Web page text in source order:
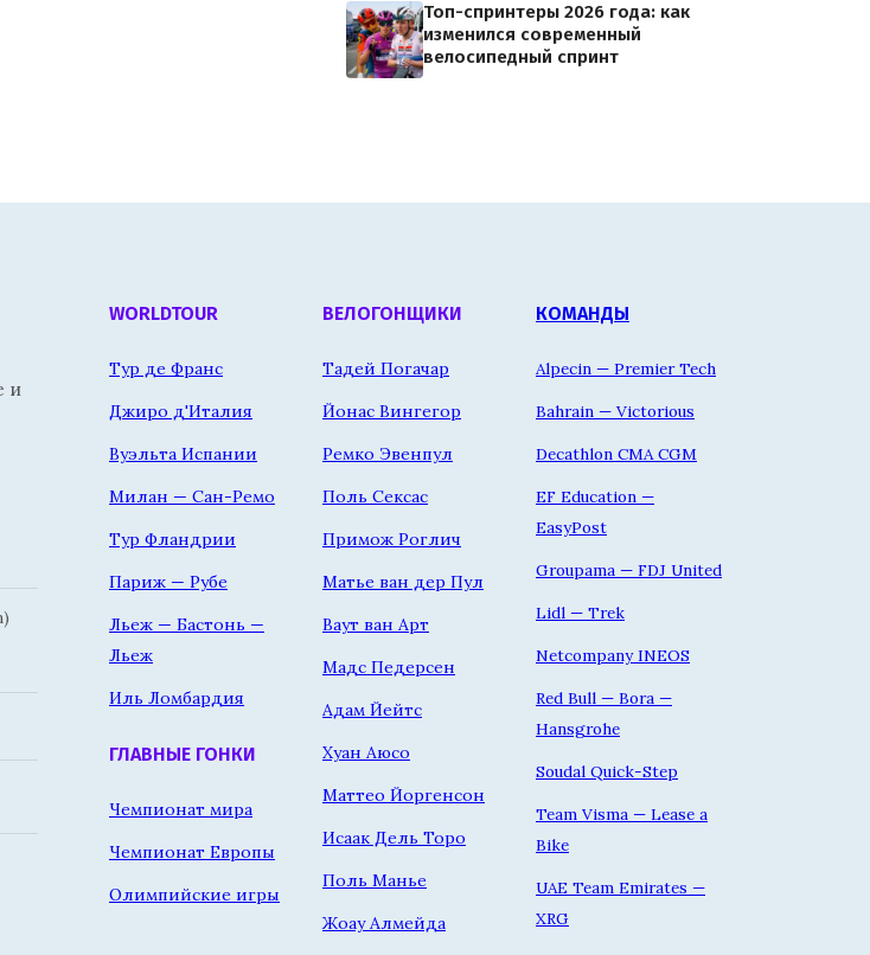
Топ-спринтеры 2026 года: как
изменился современный
велосипедный спринт
и
WORLDTOUR
Тур де Франс
Джиро д'Италия
Вуэльта Испании
Милан — Сан-Ремо
Тур Фландрии
Париж — Рубе
Льеж — Бастонь —
Льеж
Иль Ломбардия
ГЛАВНЫЕ ГОНКИ
Чемпионат мира
Чемпионат Европы
Олимпийские игры
ВЕЛОГОНЩИКИ
Тадей Погачар
Йонас Вингегор
Ремко Эвенпул
Поль Сексас
Примож Роглич
Матье ван дер Пул
Ваут ван Арт
Мадс Педерсен
Адам Йейтс
Хуан Аюсо
Маттео Йоргенсон
Исаак Дель Торо
Поль Манье
Жоау Алмейда
КОМАНДЫ
Alpecin — Premier Tech
Bahrain — Victorious
Decathlon CMA CGM
EF Education —
EasyPost
Groupama — FDJ United
Lidl — Trek
Netcompany INEOS
Red Bull — Bora —
Hansgrohe
Soudal Quick-Step
Team Visma — Lease a
Bike
UAE Team Emirates —
XRG